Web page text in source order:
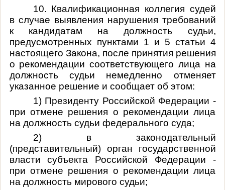
10. Квалификационная коллегия судей
в случае выявления нарушения требований
к кандидатам на должность судьи,
предусмотренных пунктами 1 и 5 статьи 4
настоящего Закона, после принятия решения
о рекомендации соответствующего лица на
должность судьи немедленно отменяет
указанное решение и сообщает об этом:
1) Президенту Российской Федерации -
при отмене решения о рекомендации лица
на должность судьи федерального суда;
2) в законодательный
(представительный) орган государственной
власти субъекта Российской Федерации -
при отмене решения о рекомендации лица
на должность мирового судьи;